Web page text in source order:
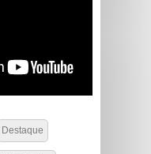
Destaque